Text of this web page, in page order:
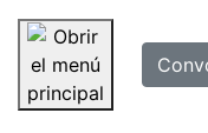
Saltar la navegació
selected